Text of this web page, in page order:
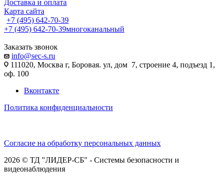
Доставка и оплата
Карта сайта
+7 (495) 642-70-39
+7 (495) 642-70-39многоканальный
Заказать звонок
info@sec-s.ru
111020, Москва г, Боровая. ул, дом 7, строение 4, подъезд 1,
оф. 100
Вконтакте
Политика конфиденциальности
Согласие на обработку персональных данных
2026 © ТД "ЛИДЕР-СБ" - Системы безопасности и
видеонаблюдения